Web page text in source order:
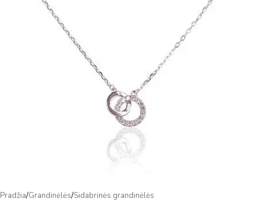
Pradžia/Grandinėlės/Sidabrinės grandinėlės